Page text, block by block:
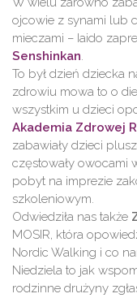
ojcowie z synami lub
mieczami – Iaido
Senshinkan.
To był dzień dziecka
zdrowiu mowa to o
wszystkim u dzieci
Akademia Zdrowej
zabawiały dzieci
częstowały owocami
pobyt na imprezie
szkoleniowym.
Odwiedziła nas także
MOSIR, która
Nordic Walking i co
Niedziela to jak
rodzinne drużyny